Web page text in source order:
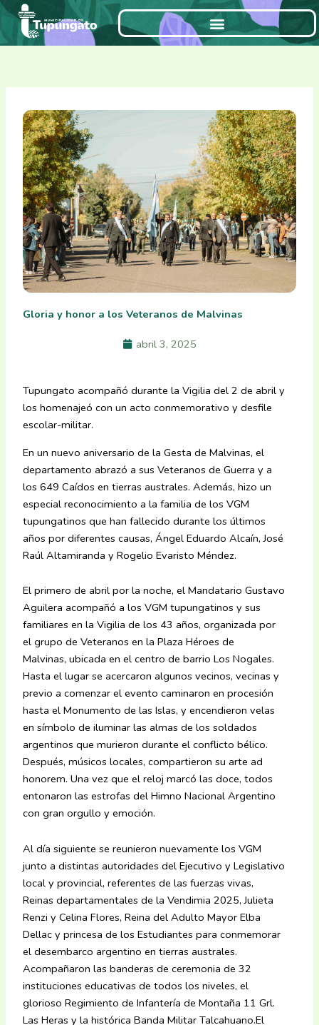
Ir
contenido
Gloria y honor a los Veteranos de Malvinas
abril 3, 2025
Tupungato acompañó durante la Vigilia del 2 de abril y
los homenajeó con un acto conmemorativo y desfile
escolar-militar.
En un nuevo aniversario de la Gesta de Malvinas, el
departamento abrazó a sus Veteranos de Guerra y a
los 649 Caídos en tierras australes. Además, hizo un
especial reconocimiento a la familia de los VGM
tupungatinos que han fallecido durante los últimos
años por diferentes causas, Ángel Eduardo Alcaín, José
Raúl Altamiranda y Rogelio Evaristo Méndez.
El primero de abril por la noche, el Mandatario Gustavo
Aguilera acompañó a los VGM tupungatinos y sus
familiares en la Vigilia de los 43 años, organizada por
el grupo de Veteranos en la Plaza Héroes de
Malvinas, ubicada en el centro de barrio Los Nogales.
Hasta el lugar se acercaron algunos vecinos, vecinas y
previo a comenzar el evento caminaron en procesión
hasta el Monumento de las Islas, y encendieron velas
en símbolo de iluminar las almas de los soldados
argentinos que murieron durante el conflicto bélico.
Después, músicos locales, compartieron su arte ad
honorem. Una vez que el reloj marcó las doce, todos
entonaron las estrofas del Himno Nacional Argentino
con gran orgullo y emoción.
Al día siguiente se reunieron nuevamente los VGM
junto a distintas autoridades del Ejecutivo y Legislativo
local y provincial, referentes de las fuerzas vivas,
Reinas departamentales de la Vendimia 2025, Julieta
Renzi y Celina Flores, Reina del Adulto Mayor Elba
Dellac y princesa de los Estudiantes para conmemorar
el desembarco argentino en tierras australes.
Acompañaron las banderas de ceremonia de 32
instituciones educativas de todos los niveles, el
glorioso Regimiento de Infantería de Montaña 11 Grl.
Las Heras y la histórica Banda Militar Talcahuano.El